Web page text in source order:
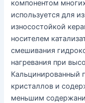
компонентом
используется для
износостойкой
носителем
смешивания
нагревания при
Кальцинированный
кристаллов и
меньшим